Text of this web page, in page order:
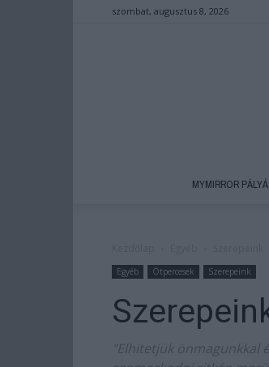
szombat, augusztus 8, 2026
MYMIRROR
Egyéb Ötpercesek Szerepeink
"Elhitetjük önmagunkkal